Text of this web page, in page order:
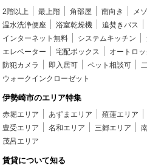
2階以上 最上階 角部屋 南向き メ
温水洗浄便座
浴室乾燥機 追焚きバス
インターネット無料
システムキッチン
エレベーター
宅配ボックス オートロッ
防犯カメラ
即入居可 ペット相談可
ウォークインクローゼット
伊勢崎市のエリア特集
赤堀エリア あずまエリア 殖蓮エリア
豊受エリア
名和エリア 三郷エリア
茂呂エリア
賃貸について知る